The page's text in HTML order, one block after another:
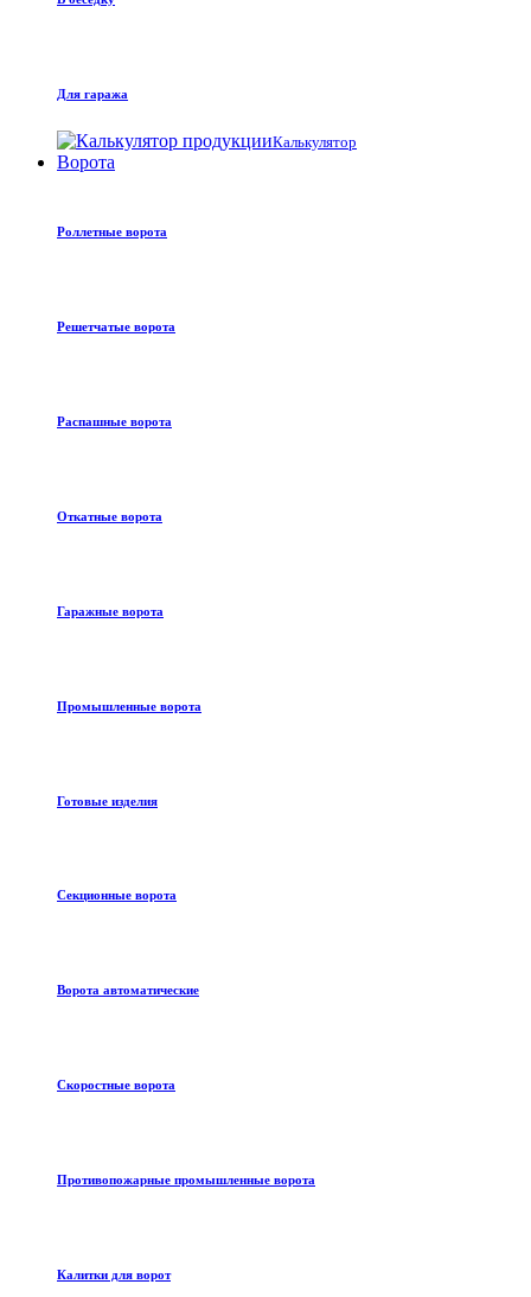
Для гаража
Калькулятор
Ворота
Роллетные ворота
Решетчатые ворота
Распашные ворота
Откатные ворота
Гаражные ворота
Промышленные ворота
Готовые изделия
Секционные ворота
Ворота автоматические
Скоростные ворота
Противопожарные промышленные ворота
Калитки для ворот